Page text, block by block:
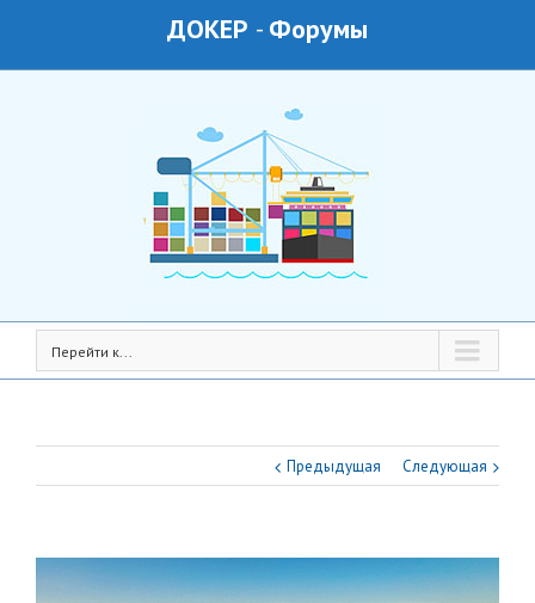
ДОКЕР - Форумы
Перейти к...
Предыдущая Следующая